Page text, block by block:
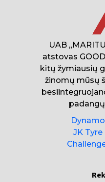
UAB
atstovas
kitų žymiausių
žinomų mūsų
JK